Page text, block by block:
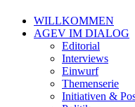
WILLKOMMEN
AGEV IM DIALOG
Editorial
Interviews
Einwurf
Themenserie
Initiativen &